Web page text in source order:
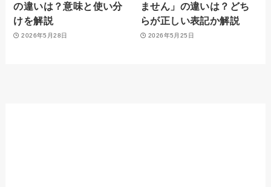
の違いは？意味と使い分
けを解説
2026年5月28日
ません」の違いは？どち
らが正しい表記か解説
2026年5月25日